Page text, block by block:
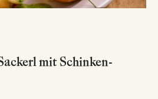
mit Schinken-